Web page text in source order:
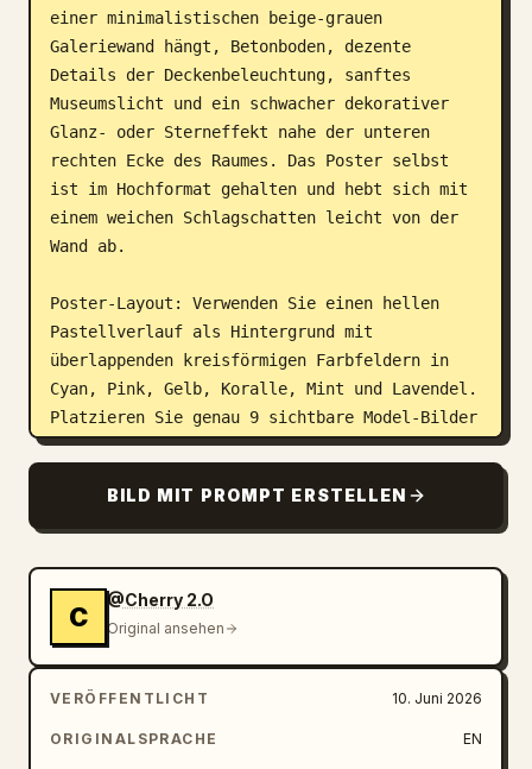
einer minimalistischen beige-grauen
Galeriewand hängt, Betonboden, dezente
Details der Deckenbeleuchtung, sanftes
Museumslicht und ein schwacher dekorativer
Glanz- oder Sterneffekt nahe der unteren
rechten Ecke des Raumes. Das Poster selbst
ist im Hochformat gehalten und hebt sich mit
einem weichen Schlagschatten leicht von der
Wand ab.
Poster-Layout: Verwenden Sie einen hellen
Pastellverlauf als Hintergrund mit
überlappenden kreisförmigen Farbfeldern in
Cyan, Pink, Gelb, Koralle, Mint und Lavendel.
Platzieren Sie genau 9 sichtbare Model-Bilder
auf dem Poster: 1 großes, zentrales,
kreisförmige Porträts, die darum angeordnet
sind.
Details zum Motiv: Das zentrale Model hat
langes, dunkles, welliges Haar und trägt ein
extravagantes High-Fashion-Kleid mit
übergroßen, fließenden Ärmeln und farblich
abgesetzten Stoffen in
Türkis, Pink, Zitronengelb und Smaragdgrün
.
BILD MIT PROMPT ERSTELLEN
C
@Cherry 2.O
Original ansehen
VERÖFFENTLICHT 10. Juni 2026
ORIGINALSPRACHE EN